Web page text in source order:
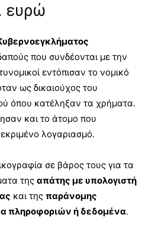
ευρώ
που συνδέονται με την
εντόπισαν το νομικό
ως δικαιούχος του
όπου κατέληξαν τα χρήματα.
και το άτομο που
λογαριασμό.
σε βάρος τους για τα
της απάτης με υπολογιστή
και της παράνομης
πληροφοριών ή δεδομένα.